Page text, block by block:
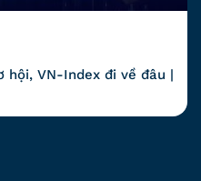
hội, VN-Index đi về đâu |